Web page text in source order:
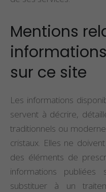
Mentions
sur ce site
Les informations
servent à décrire,
traditionnels ou
cristaux. Elles ne
des éléments de
informations
substituer à un